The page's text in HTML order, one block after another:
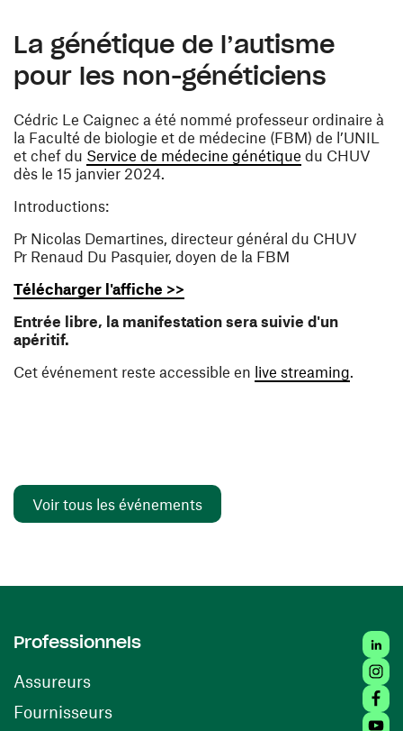
La génétique de l’autisme
pour les non-généticiens
Cédric Le Caignec a été nommé professeur ordinaire à
la Faculté de biologie et de médecine (FBM) de l’UNIL
et chef du Service de médecine génétique (ouvre une
du CHUV
dès le 15 janvier 2024.
Introductions:
Pr Nicolas Demartines, directeur général du CHUV
Pr Renaud Du Pasquier, doyen de la FBM
Télécharger l'affiche >>(ouvre une nouvelle fenêtre)
Entrée libre, la manifestation sera suivie d'un
apéritif.
Cet événement reste accessible en live streaming.
Voir tous les événements
Professionnels
Assureurs
Fournisseurs(ouvre une nouvelle fenêtre)